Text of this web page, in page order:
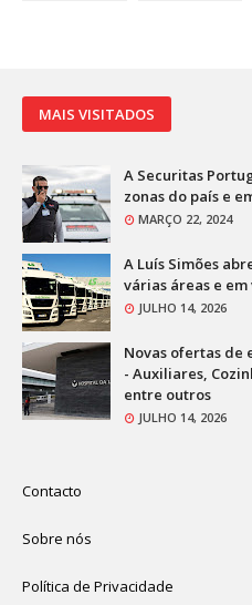
MAIS VISITADOS
A Securitas
zonas do país e
MARÇO 22, 2024
A Luís Simões
várias áreas e
JULHO 14, 2026
Novas ofertas de
- Auxiliares,
entre outros
JULHO 14, 2026
Contacto
Sobre nós
Política de Privacidade